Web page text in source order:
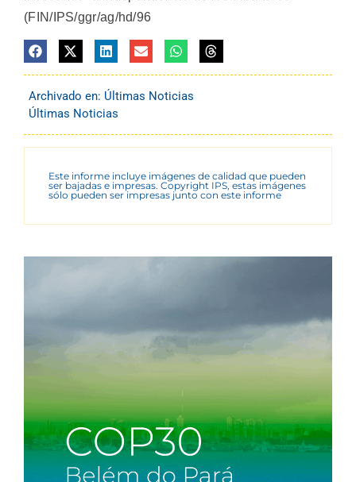
(FIN/IPS/ggr/ag/hd/96
Archivado en: Últimas Noticias
Últimas Noticias
Este informe incluye imágenes de calidad que pueden
ser bajadas e impresas. Copyright IPS, estas imágenes
sólo pueden ser impresas junto con este informe